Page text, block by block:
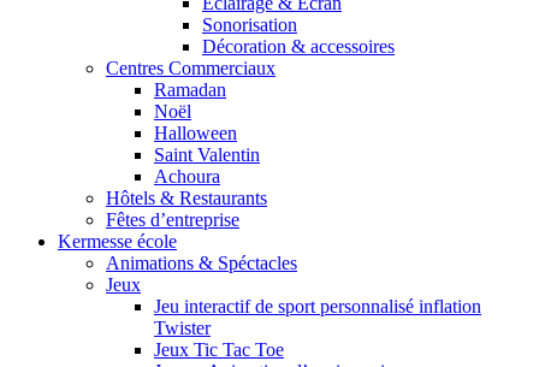
Sonorisation
Décoration & accessoires
Centres Commerciaux
Ramadan
Noël
Halloween
Saint Valentin
Achoura
Hôtels & Restaurants
Fêtes d’entreprise
Kermesse école
Animations & Spéctacles
Jeux
Jeu interactif de sport personnalisé inflation
Twister
Jeux Tic Tac Toe